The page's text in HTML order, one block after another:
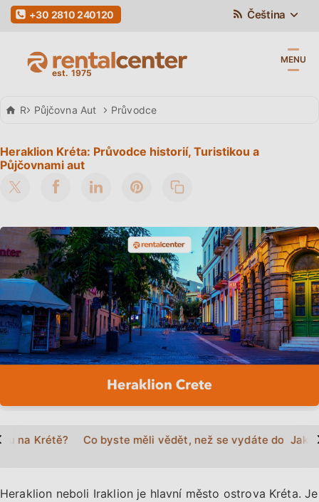
Čeština
+30 2810 240120
MENU
Rental Center Crete
Půjčovna Aut Průvodce
Heraklion Kréta: Průvodce historií, Turistikou a
Půjčovnami aut
na Krétě? Co byste měli vědět, než se vydáte do Jaká
Heraklion neboli Iraklion je hlavní město ostrova Kréta. Je